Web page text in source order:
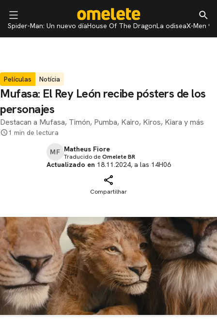
Spider-Man: Un nuevo díaHouse Of The DragonLa odiseaX-Men 97
Películas Notícia
Mufasa: El Rey León recibe pósters de los
personajes
Destacan a Mufasa, Timón, Pumba, Kairo, Kiros, Kiara y más
1 min de lectura
MF Matheus Fiore
Traducido deOmelete BR
Actualizado en 18.11.2024, a las 14H06
Compartilhar